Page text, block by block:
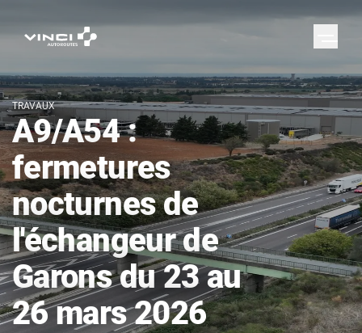
TRAVAUX
A9/A54 :
fermetures
nocturnes de
l'échangeur de
Garons du 23 au
26 mars 2026